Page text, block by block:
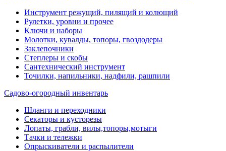
Инструмент режущий, пилящий и колющий
Рулетки, уровни и прочее
Ключи и наборы
Молотки, кувалды, топоры, гвоздодеры
Заклепочники
Степлеры и скобы
Сантехнический инструмент
Точилки, напильники, надфили, рашпили
Садово-огородный инвентарь
Шланги и переходники
Секаторы и кусторезы
Лопаты, грабли, вилы,топоры,мотыги
Тачки и тележки
Опрыскиватели и распылители